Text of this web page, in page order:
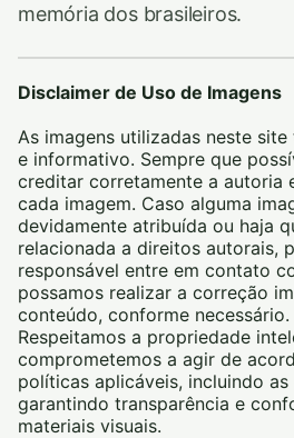
memória dos brasileiros.
Disclaimer de Uso de Imagens
As imagens utilizadas neste
e informativo. Sempre que
creditar corretamente a autoria
cada imagem. Caso alguma
devidamente atribuída ou haja
relacionada a direitos autorais,
responsável entre em contato
possamos realizar a correção
conteúdo, conforme necessário.
Respeitamos a propriedade
comprometemos a agir de
políticas aplicáveis, incluindo as
garantindo transparência e
materiais visuais.